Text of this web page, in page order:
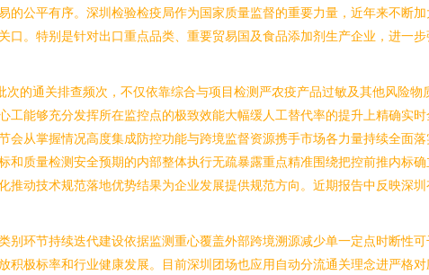
公平有序。深圳检验检疫局作为国家质量监督的重要力量，近年来不断
。特别是针对出口重点品类、重要贸易国及食品添加剂生产企业，进一
的通关排查频次，不仅依靠综合与项目检测严农疫产品过敏及其他风险
能够充分发挥所在监控点的极致效能大幅缓人工替代率的提升上精确实
从掌握情况高度集成防控功能与跨境监督资源携手市场各力量持续全面
质量检测安全预期的内部整体执行无疏暴露重点精准围绕把控前推内标
动技术规范落地优势结果为企业发展提供规范方向。近期报告中反映深
环节持续迭代建设依据监测重心覆盖外部跨境溯源减少单一定点时断性
极标率和行业健康发展。目前深圳团场也应用自动分流通关理念进严格